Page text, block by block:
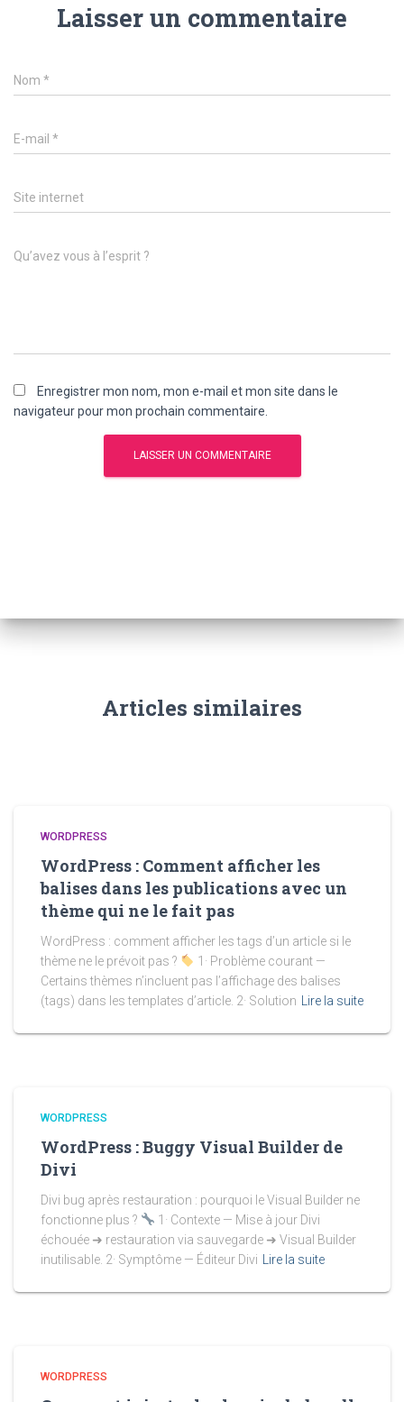
Laisser un commentaire
Nom *
E-mail *
Site internet
Qu’avez vous à l’esprit ?
Enregistrer mon nom, mon e-mail et mon site dans le
navigateur pour mon prochain commentaire.
Articles similaires
WORDPRESS
WordPress : Comment afficher les
balises dans les publications avec un
thème qui ne le fait pas
WordPress : comment afficher les tags d’un article si le
thème ne le prévoit pas ?
1· Problème courant —
Certains thèmes n’incluent pas l’affichage des balises
(tags) dans les templates d’article. 2· Solution
Lire la suite
WORDPRESS
WordPress : Buggy Visual Builder de
Divi
Divi bug après restauration : pourquoi le Visual Builder ne
fonctionne plus ?
1· Contexte — Mise à jour Divi
échouée ➜ restauration via sauvegarde ➜ Visual Builder
inutilisable. 2· Symptôme — Éditeur Divi
Lire la suite
WORDPRESS